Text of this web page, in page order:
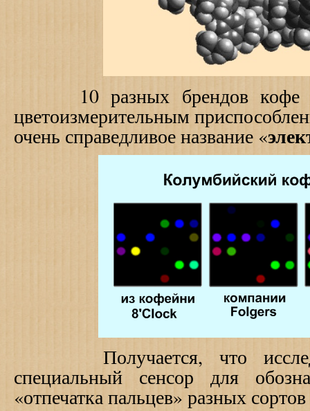
10 разных брендов кофе
цветоизмерительным
очень справедливое название «
Получается, что
специальный сенсор для
«отпечатка пальцев» разных